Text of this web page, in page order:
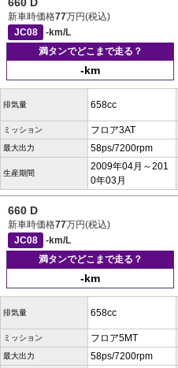
660 D
新車時価格77万円(税込)
JC08
-km/L
満タンでどこまで走る？
-km
排気量 658cc
ミッション フロア3AT
最大出力 58ps/7200rpm
生産期間
2009年04月～201
0年03月
660 D
新車時価格77万円(税込)
JC08
-km/L
満タンでどこまで走る？
-km
排気量 658cc
ミッション フロア5MT
最大出力 58ps/7200rpm